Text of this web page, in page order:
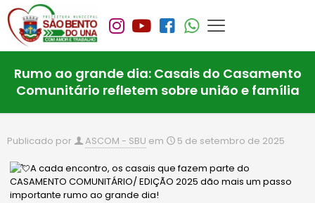
Rumo ao grande dia: Casais do Casamento
Comunitário refletem sobre união e família
Publicado por ASCOM - SBU em 5 de setembro de 2025
A cada encontro, os casais que fazem parte do
CASAMENTO COMUNITÁRIO/ EDIÇÃO 2025 dão mais um passo
importante rumo ao grande dia!